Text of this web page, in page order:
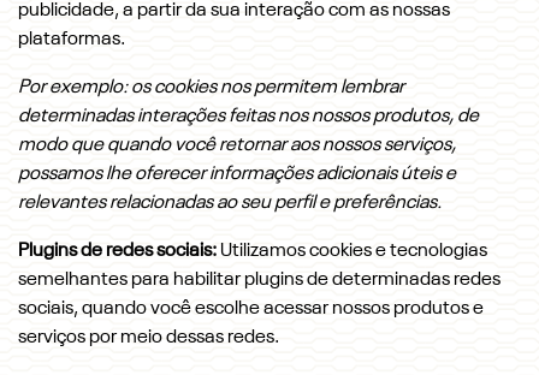
publicidade, a partir da sua interação com as nossas
plataformas.
Por exemplo: os cookies nos permitem lembrar
determinadas interações feitas nos nossos produtos, de
modo que quando você retornar aos nossos serviços,
possamos lhe oferecer informações adicionais úteis e
relevantes relacionadas ao seu perfil e preferências.
Plugins de redes sociais: Utilizamos cookies e tecnologias
semelhantes para habilitar plugins de determinadas redes
sociais, quando você escolhe acessar nossos produtos e
serviços por meio dessas redes.